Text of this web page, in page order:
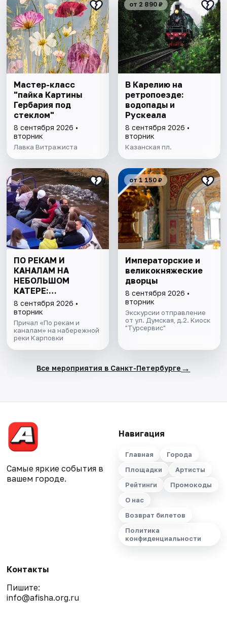
Мастер-класс
"пайка Картины
Гербария под
стеклом"
8 сентября 2026 •
вторник
Лавка Витражиста
от 2 890 ₽
В Карелию на
ретропоезде:
водопады и
Рускеала
8 сентября 2026 •
вторник
Казанская пл.
ПО РЕКАМ И
КАНАЛАМ НА
НЕБОЛЬШОМ
КАТЕРЕ:
ПЕТРОГРАДКА И
ПАРАДНАЯ НЕВА
8 сентября 2026 •
вторник
Причал «По рекам и
каналам» на набережной
реки Карповки
от 1 150 ₽
Императорские и
великокняжеские
дворцы
8 сентября 2026 •
вторник
Экскурсии отправление
от ул. Думская, д.2. Киоск
"Турсервис"
Все мероприятия в Санкт-Петербурге →
Самые яркие события в
вашем городе.
Навигация
Главная
Города
Площадки
Артисты
Рейтинги
Промокоды
О нас
Возврат билетов
Политика
конфиденциальности
Контакты
Пишите:
info@afisha.org.ru